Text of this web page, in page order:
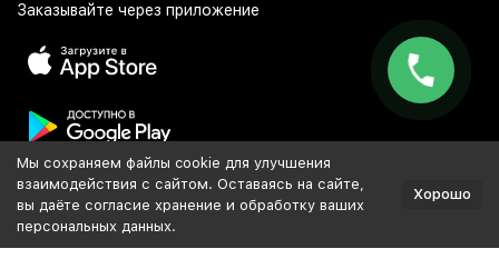
Заказывайте через приложение
Популярное
Мы сохраняем файлы cookie для улучшения
взаимодействия с сайтом. Оставаясь на сайте,
вы даёте согласие хранение и обработку ваших
персональных данных.
Хорошо